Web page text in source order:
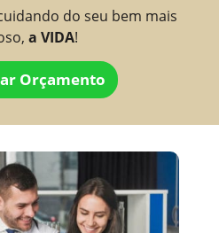
do seu bem mais
a VIDA!
Orçamento